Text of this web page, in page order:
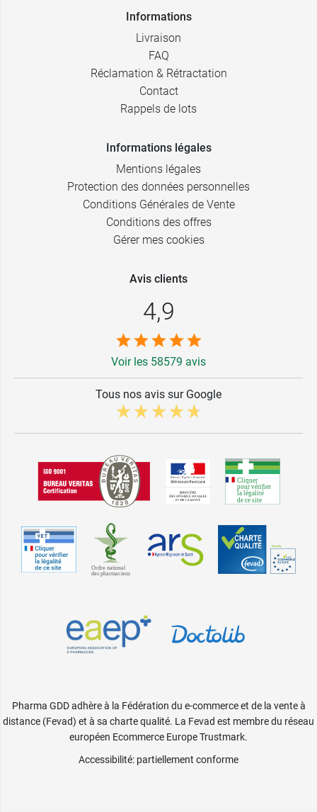
Informations
Livraison
FAQ
Réclamation & Rétractation
Contact
Rappels de lots
Informations légales
Mentions légales
Protection des données personnelles
Conditions Générales de Vente
Conditions des offres
Gérer mes cookies
Avis clients
4,9
Voir les 58579 avis
Tous nos avis sur Google
Pharma GDD adhère à la Fédération du e-commerce et de la vente à
distance (Fevad) et à sa charte qualité. La Fevad est membre du réseau
européen Ecommerce Europe Trustmark.
Accessibilité: partiellement conforme